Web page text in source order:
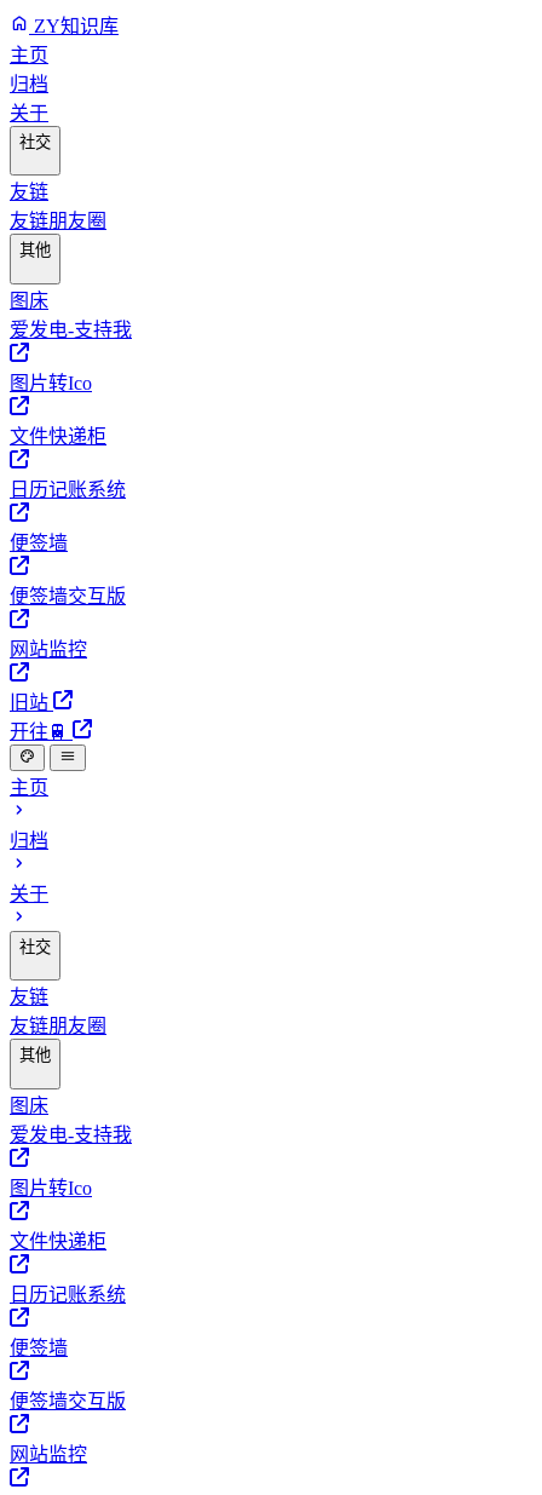
ZY知识库
主页
归档
关于
社交
友链
友链朋友圈
其他
图床
爱发电-支持我
图片转Ico
文件快递柜
日历记账系统
便签墙
便签墙交互版
网站监控
旧站
开往🚆
主页
归档
关于
社交
友链
友链朋友圈
其他
图床
爱发电-支持我
图片转Ico
文件快递柜
日历记账系统
便签墙
便签墙交互版
网站监控